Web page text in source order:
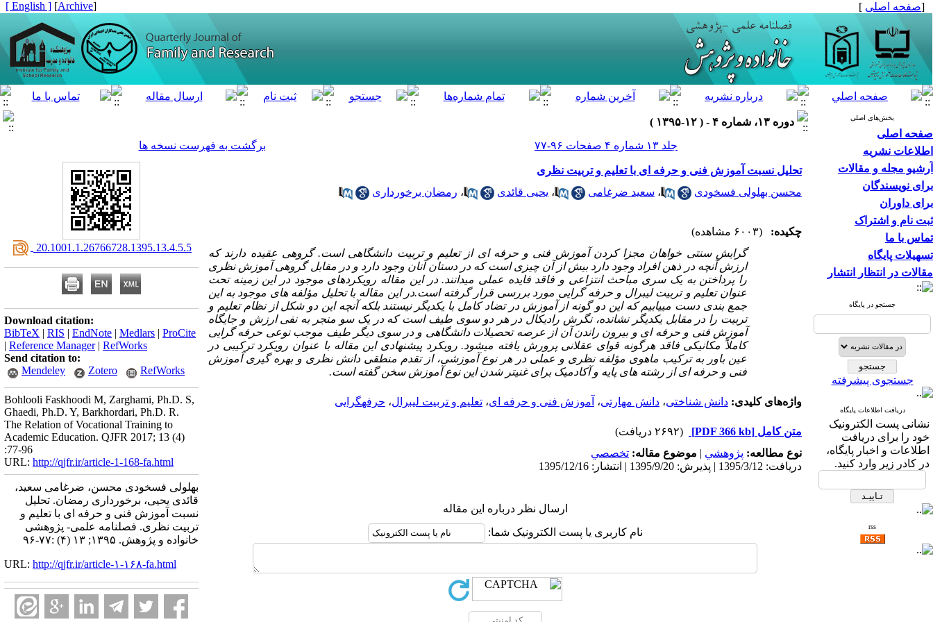
[صفحه اصلی ]
[
Archive
]
[ English ]
بخش‌های اصلی
صفحه اصلی
اطلاعات نشریه
آرشیو مجله و مقالات
برای نویسندگان
برای داوران
ثبت نام و اشتراک
تماس با ما
تسهیلات پایگاه
مقالات در انتظار انتشار
جستجو در پایگاه
جستجوی پیشرفته
دریافت اطلاعات پایگاه
نشانی پست الکترونیک
خود را برای دریافت
اطلاعات و اخبار پایگاه،
در کادر زیر وارد کنید.
rss
دوره ۱۳، شماره ۴ - ( ۱۲-۱۳۹۵ )
جلد ۱۳ شماره ۴ صفحات ۹۶-۷۷
برگشت به فهرست نسخه ها
تحلیل نسبت آموزش فنی و حرفه ای با تعلیم و تربیت نظری
محسن بهلولی فسخودی
، سعید ضرغامی ، یحیی قائدی ، رمضان برخورداری
چکیده:
(۶۰۰۳ مشاهده)
گرایش سنتی خواهان مجزا کردن آموزش فنی و حرفه ای از تعلیم و تربیت دانشگاهی است. گروهی عقیده دارند که
ارزش آنچه در ذهن افراد وجود دارد بیش از آن چیزی است که در دستان آنان وجود دارد و در مقابل گروهی آموزش نظری
را پرداختن به یک سری مباحث انتزاعی و فاقد فایده عملی می­دانند. در این مقاله رویکردهای موجود در این زمینه تحت
عنوان تعلیم و تربیت لیبرال و حرفه­ گرایی مورد بررسی قرار گرفته است.در این مقاله با تحلیل مؤلفه ­های موجود به این
جمع بندی دست می­یابیم که این دو گونه از آموزش در تضاد کامل با یکدیگر نیستند بلکه آنچه این دو شکل از نظام تعلیم و
تربیت را در مقابل یکدیگر نشانده، نگرش رادیکال در هر دو سوی طیف است که در یک سو منجر به نفی ارزش و جایگاه
آموزش فنی و حرفه ای و بیرون راندن آن از عرصه تحصیلات دانشگاهی و در سوی دیگر طیف موجب نوعی حرفه­ گرایی
کاملاً مکانیکی فاقد هرگونه قوای عقلانی پرورش یافته می­شود. رویکرد پیشنهادی این مقاله با عنوان رویکرد ترکیبی در
عین باور به ترکیب ماهوی مؤلفه نظری و عملی در هر نوع آموزشی، از تقدم منطقی دانش نظری و بهره ­گیری آموزش
فنی و حرفه ای از رشته ­های پایه و آکادمیک برای غنی­تر شدن این نوع آموزش سخن گفته است.
واژه‌های کلیدی: دانش شناختی، دانش مهارتی، آموزش فنی و حرفه ای، تعلیم و تربیت لیبرال، حرفه­گرایی
متن کامل [PDF 366 kb]
(۲۶۹۲ دریافت)
نوع مطالعه: پژوهشي | موضوع مقاله: تخصصي
دریافت: 1395/3/12 | پذیرش: 1395/9/20 | انتشار: 1395/12/16
ارسال نظر درباره این مقاله
نام کاربری یا پست الکترونیک شما:
‎ 20.1001.1.26766728.1395.13.4.5.5
Download citation:
BibTeX | RIS | EndNote | Medlars | ProCite
| Reference Manager| RefWorks
Send citation to:
Mendeley
Zotero RefWorks
Bohlooli Faskhoodi M, Zarghami, Ph.D. S,
Ghaedi, Ph.D. Y, Barkhordari, Ph.D. R.
The Relation of Vocational Training to
Academic Education. QJFR 2017; 13 (4)
:77-96
URL: http://qjfr.ir/article-1-168-fa.html
بهلولی فسخودی محسن، ضرغامی سعید،
قائدی یحیی، برخورداری رمضان. تحلیل
نسبت آموزش فنی و حرفه ای با تعلیم و
تربیت نظری. فصلنامه علمی- پژوهشی
خانواده و پژوهش. ۱۳۹۵; ۱۳ (۴) :۷۷-۹۶
URL: http://qjfr.ir/article-۱-۱۶۸-fa.html